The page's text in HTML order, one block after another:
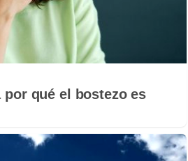
qué el bostezo es